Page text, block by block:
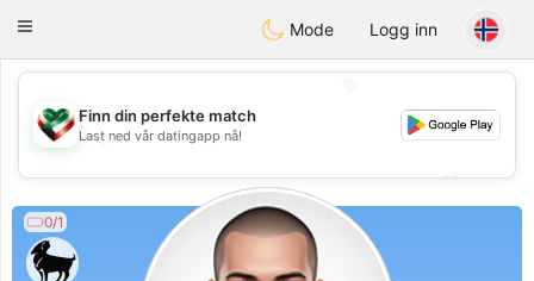
KuwaitChat
Toggle
Mode Logg inn
💖
💕
💕
Finn din perfekte match
Last ned vår datingapp nå!
0/1